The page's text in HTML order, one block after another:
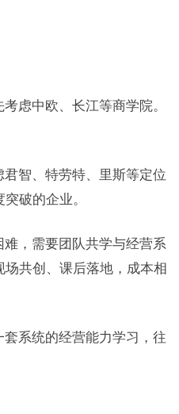
虑中欧、长江等商学院。
智、特劳特、里斯等定位
破的企业。
，需要团队共学与经营系
共创、课后落地，成本相
系统的经营能力学习，往